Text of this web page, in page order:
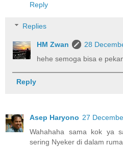
Reply
Replies
HM Zwan
28
hehe semoga bisa e
Reply
Asep Haryono 27
Wahahaha sama kok ya
sering Nyeker di dalam